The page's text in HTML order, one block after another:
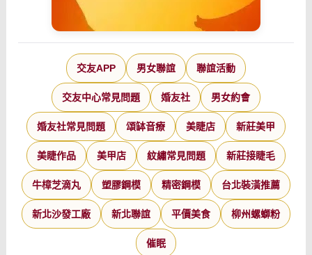
交友APP 男女聯誼 聯誼活動
交友中心常見問題 婚友社 男女約會
婚友社常見問題 頌缽音療 美睫店 新莊美甲
美睫作品 美甲店 紋繡常見問題 新莊接睫毛
牛樟芝滴丸 塑膠鋼模 精密鋼模 台北裝潢推薦
新北沙發工廠 新北聯誼 平價美食 柳州螺螄粉
催眠